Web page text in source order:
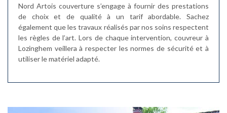
Nord Artois couverture s’engage à fournir des prestations
de choix et de qualité à un tarif abordable. Sachez
également que les travaux réalisés par nos soins respectent
les règles de l’art. Lors de chaque intervention, couvreur à
Lozinghem veillera à respecter les normes de sécurité et à
utiliser le matériel adapté.